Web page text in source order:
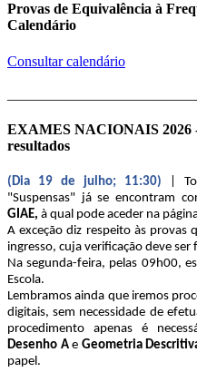
Provas de Equivalência à
Calendário
Consultar calendário
EXAMES NACIONAIS 2026
resultados
(Dia 19 de julho; 11:30)
|
"Suspensas" já se encontram
GIAE, à qual pode aceder na página
A exceção diz respeito às provas
ingresso, cuja verificação deve
Na segunda-feira, pelas 09h00,
Escola.
Lembramos ainda que iremos
digitais, sem necessidade de
procedimento apenas é
Desenho Ae Geometria
papel.